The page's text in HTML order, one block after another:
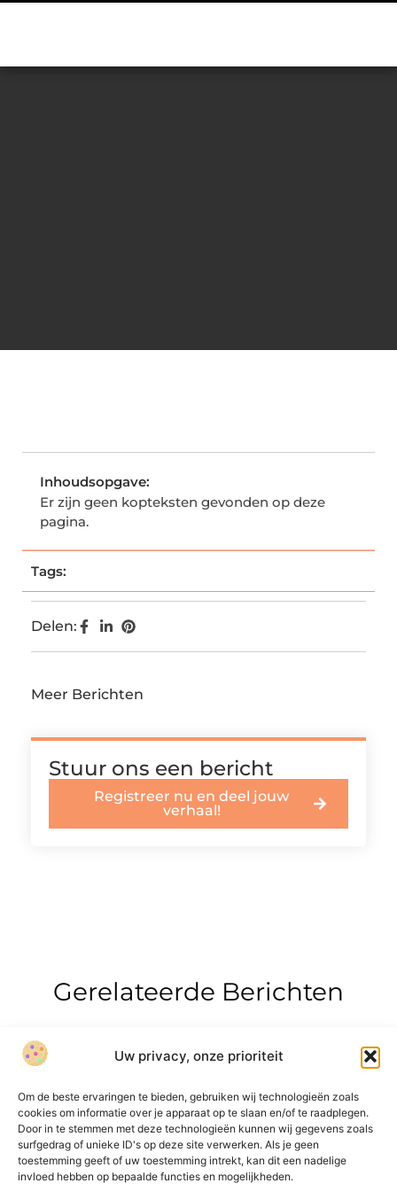
Uw privacy, onze prioriteit
Om de beste ervaringen te bieden, gebruiken wij technologieën zoals
cookies om informatie over je apparaat op te slaan en/of te raadplegen.
Door in te stemmen met deze technologieën kunnen wij gegevens zoals
surfgedrag of unieke ID's op deze site verwerken. Als je geen
toestemming geeft of uw toestemming intrekt, kan dit een nadelige
invloed hebben op bepaalde functies en mogelijkheden.
Inhoudsopgave:
Er zijn geen kopteksten gevonden op deze
pagina.
Tags:
Delen:
Meer Berichten
Stuur ons een bericht
Registreer nu en deel jouw
verhaal!
Gerelateerde Berichten
Onze informatie